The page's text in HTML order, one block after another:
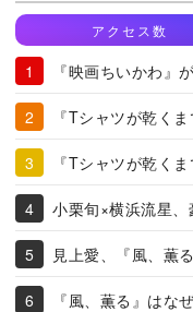
アクセス数
『映画ちいかわ』
『Tシャツが乾く
『Tシャツが乾く
小栗旬×横浜流星
見上愛、『風、薫
『風、薫る』はな